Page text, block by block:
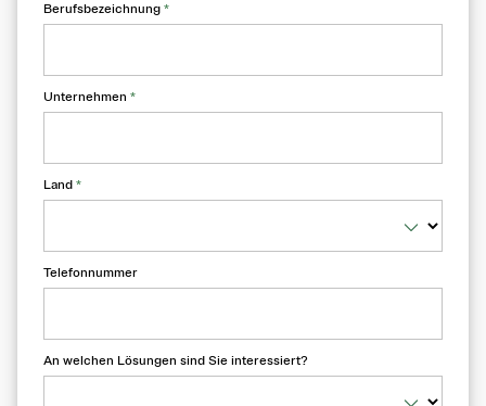
Berufsbezeichnung *
Unternehmen *
Land *
Telefonnummer
An welchen Lösungen sind Sie interessiert?